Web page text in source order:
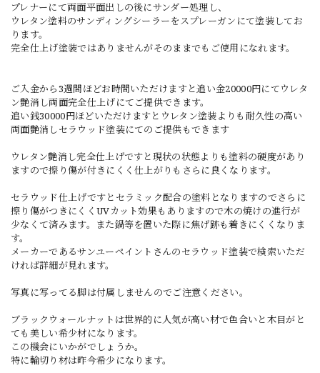
プレナーにて両面平面出しの後にサンダー処理し、
ウレタン塗料のサンディングシーラーをスプレーガンにて塗装してお
ります。
完全仕上げ塗装ではありませんがそのままでもご使用になれます。
ご入金から3週間ほどお時間いただけますと追い金20000円にてウレタ
ン艶消し両面完全仕上げにてご提供できます。
追い銭30000円ほどいただけますとウレタン塗装よりも耐久性の高い
両面艶消しセラウッド塗装にてのご提供もできます
ウレタン艶消し完全仕上げですと現状の状態よりも塗料の硬度があり
ますので擦り傷が付きにくく仕上がりもさらに良くなります。
セラウッド仕上げですとセラミック配合の塗料となりますのでさらに
擦り傷がつきにくくUVカット効果もありますので木の焼けの進行が
少なくて済みます。また鍋等を置いた際に焦げ跡も着きにくくなりま
す。
メーカーであるサンユーペイントさんのセラウッド塗装で検索いただ
ければ詳細が見れます。
写真に写ってる脚は付属しませんのでご注意ください。
ブラックウォールナットは世界的に人気が高い材で色合いと木目がと
ても美しい希少材になります。
この機会にいかがでしょうか。
特に輪切り材は昨今希少になります。